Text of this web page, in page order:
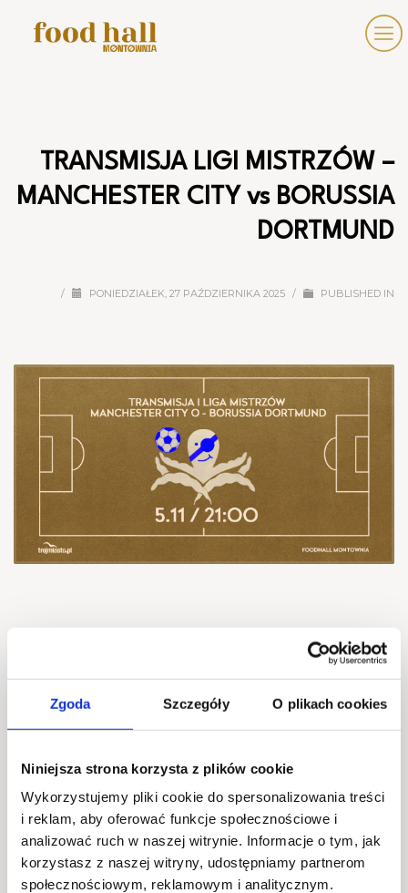
Zgoda Szczegóły O plikach cookies
Niniejsza strona korzysta z plików cookie
Wykorzystujemy pliki cookie do spersonalizowania treści
i reklam, aby oferować funkcje społecznościowe i
analizować ruch w naszej witrynie. Informacje o tym, jak
korzystasz z naszej witryny, udostępniamy partnerom
społecznościowym, reklamowym i analitycznym.
TRANSMISJA LIGI MISTRZÓW –
MANCHESTER CITY vs BORUSSIA
DORTMUND
/ PONIEDZIAŁEK, 27 PAŹDZIERNIKA 2025 / PUBLISHED IN
TRANSMISJA LIGI
MISTRZÓW –
MANCHESTER CITY
vs BORUSSIA
DORTMUND